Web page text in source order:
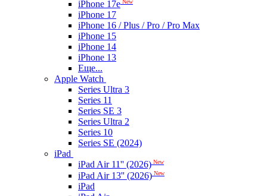
iPhone 17e New
iPhone 17
iPhone 16 / Plus / Pro / Pro Max
iPhone 15
iPhone 14
iPhone 13
Еще...
Apple Watch
Series Ultra 3
Series 11
Series SE 3
Series Ultra 2
Series 10
Series SE (2024)
iPad
iPad Air 11'' (2026) New
iPad Air 13'' (2026) New
iPad